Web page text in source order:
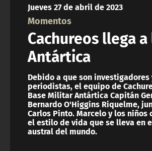
Jueves 27 de abril de 2023
Momentos
Cachureos llega
Antártica
Debido a que son investigadores
periodistas, el equipo de
Base Militar Antártica Capitán
Bernardo O'Higgins Riquelme,
Carlos Pinto. Marcelo y los niños
el estilo de vida que se lleva en
austral del mundo.